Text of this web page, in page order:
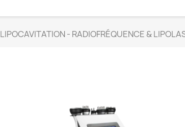
LIPOCAVITATION - RADIOFRÉQUENCE &